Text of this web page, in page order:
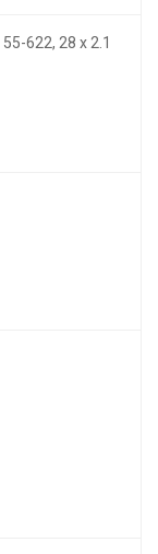
622, 28 x 2.1